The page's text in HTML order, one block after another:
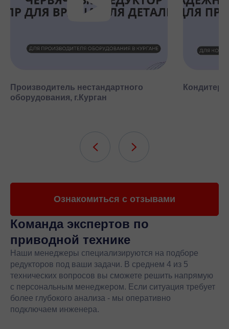
Производитель нестандартного
оборудования, г.Курган
Ознакомиться с отзывами
Команда экспертов по
приводной технике
Наши менеджеры специализируются на подборе
редукторов под ваши задачи. В среднем 4 из 5
технических вопросов вы сможете решить напрямую
с персональным менеджером. Если ситуация требует
более глубокого анализа - мы оперативно
подключаем инженера.